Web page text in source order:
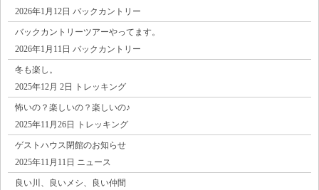
2026年1月12日 バックカントリー
バックカントリーツアーやってます。
2026年1月11日 バックカントリー
冬も楽し。
2025年12月 2日 トレッキング
怖いの？楽しいの？楽しいの♪
2025年11月26日 トレッキング
ゲストハウス閉館のお知らせ
2025年11月11日 ニュース
良い川、良いメシ、良い仲間